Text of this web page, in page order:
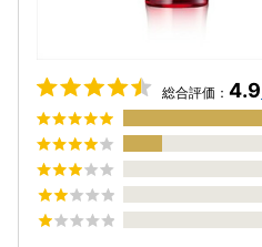
総合評価： 4.9